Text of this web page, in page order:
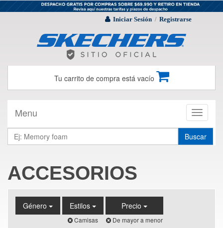
Iniciar Sesión / Registrarse
Tu carrito de compra está vacío
Toggle
Menu
Buscar
ACCESORIOS
Género Estilos
Camisas
Precio
De mayor a menor